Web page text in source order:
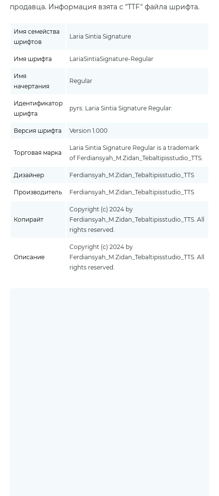
продавца. Информация взята с "TTF" файла шрифта.
Имя семейства
шрифтов
Laria Sintia Signature
Имя шрифта LariaSintiaSignature-Regular
Имя
начертания
Regular
Идентификатор
шрифта
pyrs: Laria Sintia Signature Regular:
Версия шрифта Version 1.000
Торговая марка
Laria Sintia Signature Regular is a trademark
of Ferdiansyah_M.Zidan_Tebaltipisstudio_TTS.
Дизайнер Ferdiansyah_M.Zidan_Tebaltipisstudio_TTS
Производитель Ferdiansyah_M.Zidan_Tebaltipisstudio_TTS
Копирайт
Copyright (c) 2024 by
Ferdiansyah_M.Zidan_Tebaltipisstudio_TTS. All
rights reserved.
Описание
Copyright (c) 2024 by
Ferdiansyah_M.Zidan_Tebaltipisstudio_TTS. All
rights reserved.